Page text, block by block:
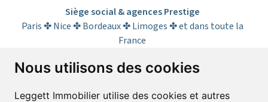
Nous utilisons des cookies
Leggett Immobilier utilise des cookies et autres
Siège social & agences Prestige
Paris ✤ Nice ✤ Bordeaux ✤ Limoges ✤ et dans toute la
France
S’abonner à la lettre d’informations